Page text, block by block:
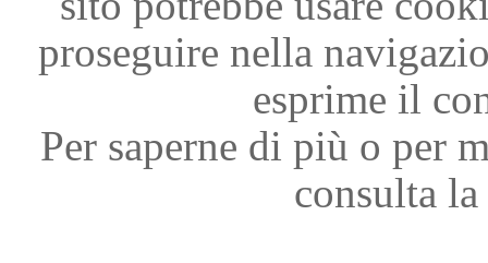
proseguire nella
esprime il
Per saperne di più o per
consulta